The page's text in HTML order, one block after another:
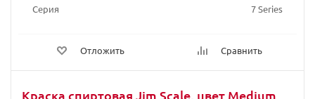
Серия
7 Series
Отложить Сравнить
Краска спиртовая Jim Scale, цвет Medium